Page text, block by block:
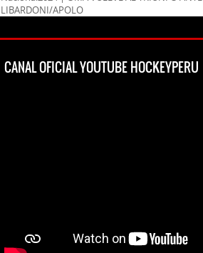
LIBARDONI/APOLO
CANAL OFICIAL YOUTUBE HOCKEYPERU